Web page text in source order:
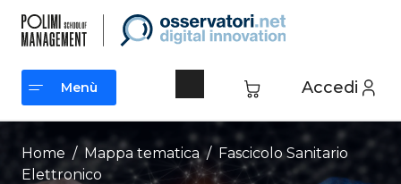
contenuto
Accedi
Menù
Menù
Home / Mappa tematica / Fascicolo Sanitario
Elettronico